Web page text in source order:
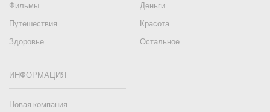
Фильмы
Деньги
Путешествия
Красота
Здоровье
Остальное
ИНФОРМАЦИЯ
Новая компания